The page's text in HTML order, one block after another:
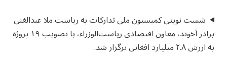
شست نوبتی کمیسیون ملی تدارکات به ریاست ملا عبدالغنی
برادر آخوند، معاون اقتصادی ریاست‌الوزراء، با تصویب ۱۹ پروژه
به ارزش ۲.۸ میلیارد افغانی برگزار شد.